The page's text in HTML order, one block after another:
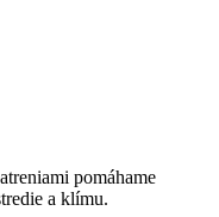
pomáhame
a klímu.